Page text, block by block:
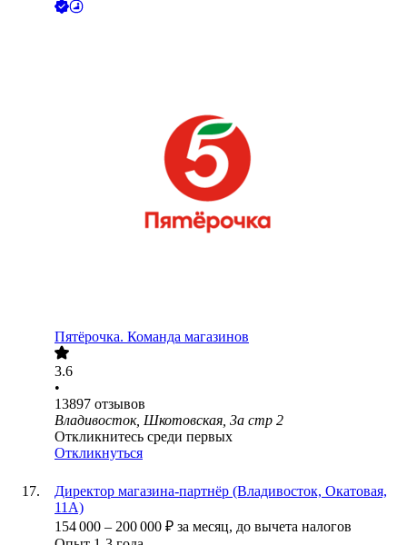
Пятёрочка. Команда магазинов
3.6
•
13897 отзывов
Владивосток, Шкотовская, 3а стр 2
Откликнитесь среди первых
Откликнуться
Директор магазина-партнёр (Владивосток, Окатовая,
11А)
154 000 – 200 000 ₽ за месяц, до вычета налогов